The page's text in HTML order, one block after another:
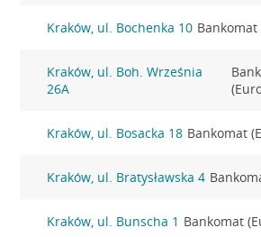
Kraków, ul. Bochenka 10
Kraków, ul. Boh. Września
26A
Kraków, ul. Bosacka 18 Bankomat
Kraków, ul. Bratysławska 4
Kraków, ul. Bunscha 1 Bankomat